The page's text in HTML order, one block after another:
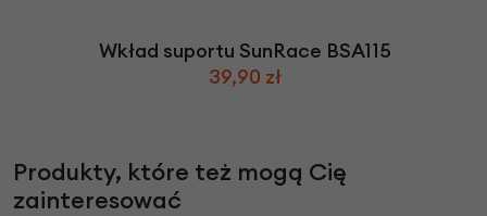
Wkład suportu SunRace BSA115
39,90 zł
Produkty, które też mogą Cię
zainteresować